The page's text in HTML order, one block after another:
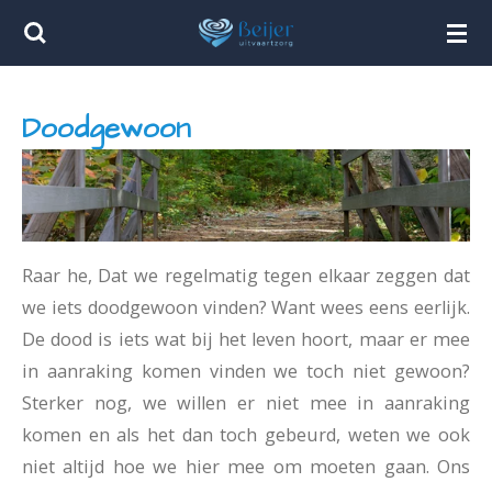
Ga
de
hoofdinhoud
Doodgewoon
Raar he, Dat we regelmatig tegen elkaar zeggen dat
we iets doodgewoon vinden? Want wees eens eerlijk.
De dood is iets wat bij het leven hoort, maar er mee
in aanraking komen vinden we toch niet gewoon?
Sterker nog, we willen er niet mee in aanraking
komen en als het dan toch gebeurd, weten we ook
niet altijd hoe we hier mee om moeten gaan. Ons